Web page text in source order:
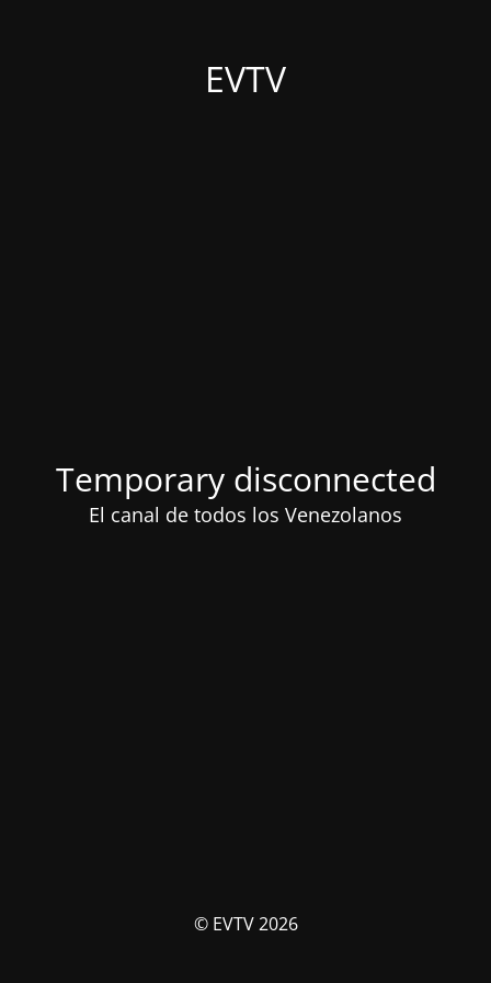
EVTV
Temporary disconnected
El canal de todos los Venezolanos
© EVTV 2026